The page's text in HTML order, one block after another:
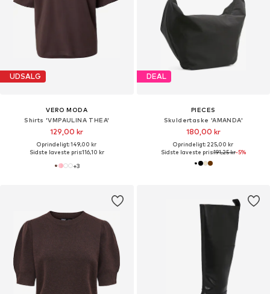
UDSALG
VERO MODA
Shirts 'VMPAULINA THEA'
129,00 kr
Oprindeligt: 149,00 kr
Sidste laveste pris:116,10 kr
+3
DEAL
PIECES
Skuldertaske 'AMANDA'
180,00 kr
Oprindeligt: 225,00 kr
Sidste laveste pris:191,25 kr-5%